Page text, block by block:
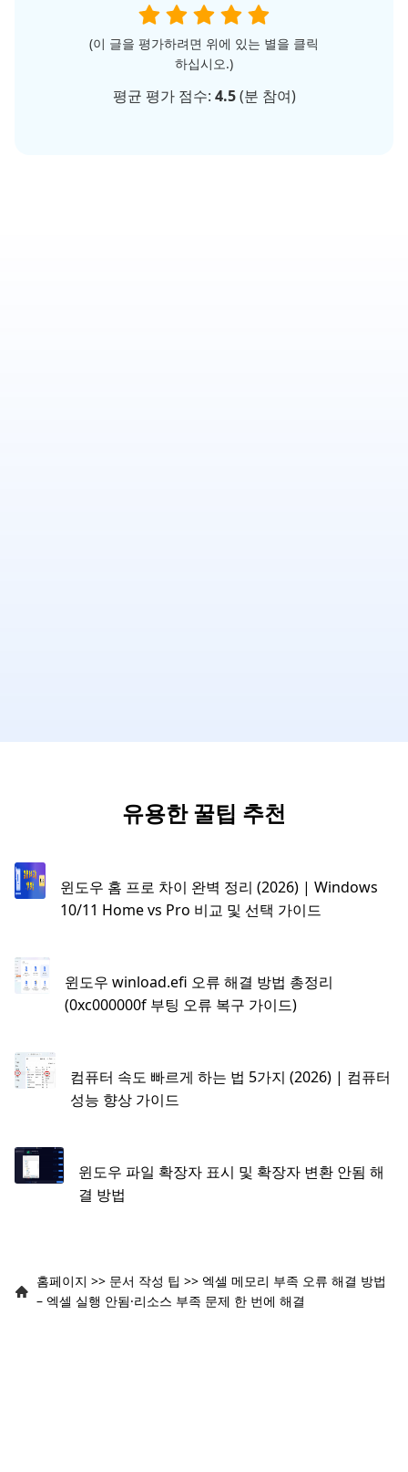
(이 글을 평가하려면 위에 있는 별을 클릭
하십시오.)
평균 평가 점수: 4.5(분 참여)
유용한 꿀팁 추천
윈도우 홈 프로 차이 완벽 정리 (2026) | Windows
10/11 Home vs Pro 비교 및 선택 가이드
윈도우 winload.efi 오류 해결 방법 총정리
(0xc000000f 부팅 오류 복구 가이드)
컴퓨터 속도 빠르게 하는 법 5가지 (2026) | 컴퓨터
성능 향상 가이드
윈도우 파일 확장자 표시 및 확장자 변환 안됨 해
결 방법
홈페이지 >> 문서 작성 팁 >> 엑셀 메모리 부족 오류 해결 방법
– 엑셀 실행 안됨·리소스 부족 문제 한 번에 해결